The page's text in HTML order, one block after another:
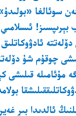
سوئالغا
بېرىپسىز!
چوقۇم شۇ
مۇئامىلە قىلىشى
قىلىشقا
ئالدىدا بىر